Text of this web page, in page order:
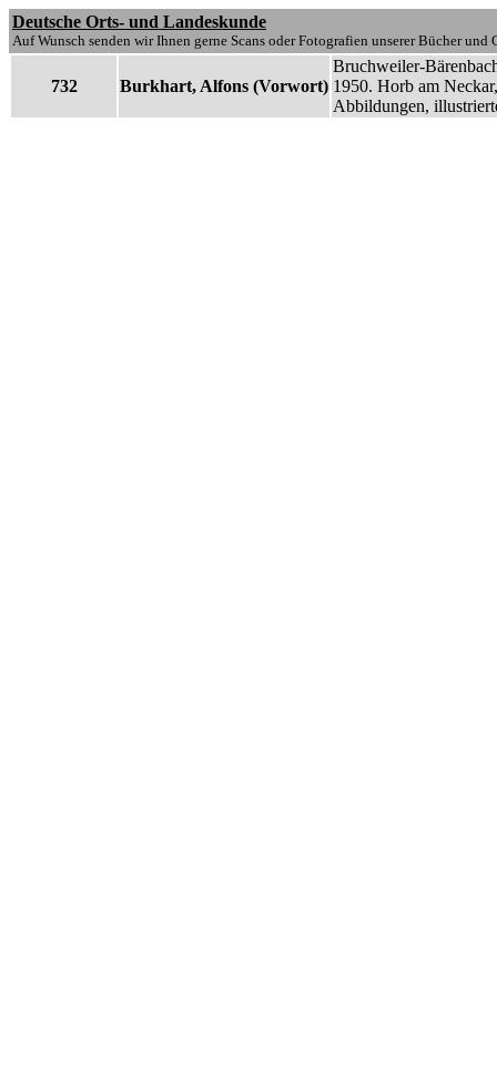
Deutsche Orts- und Landeskunde
Auf Wunsch senden wir Ihnen gerne Scans oder Fotografien unserer Bücher und
732 Burkhart, Alfons (Vorwort)
Bruchweiler-
1950. Horb am
Abbildungen,